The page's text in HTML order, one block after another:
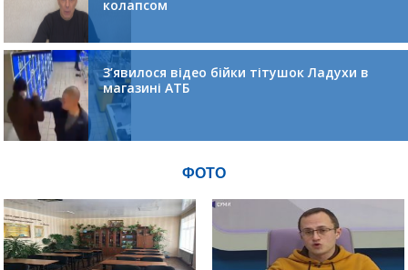
колапсом
З’явилося відео бійки тітушок Ладухи в
магазині АТБ
ФОТО